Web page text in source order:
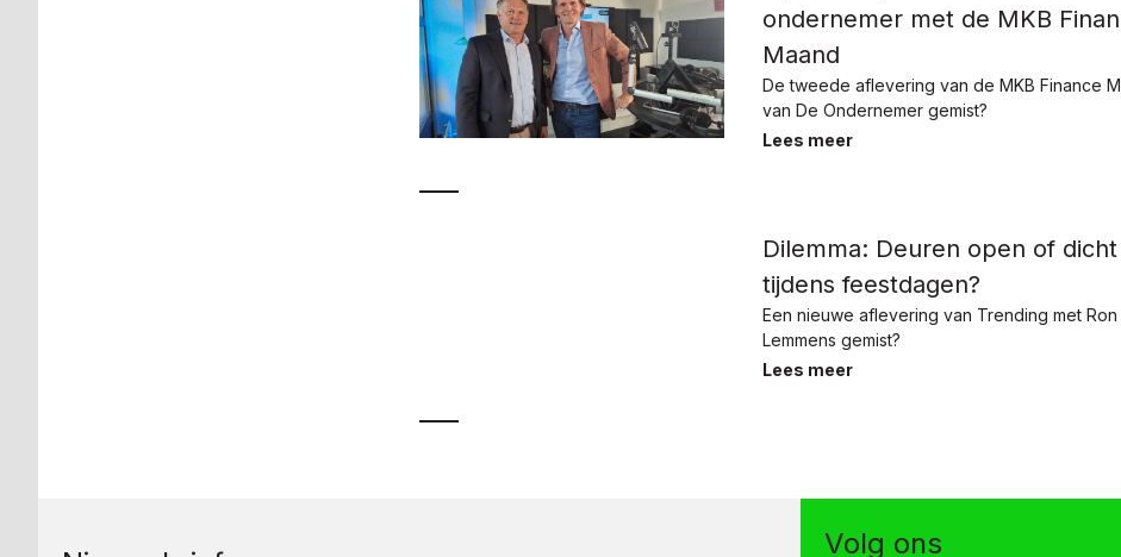
ondernemer met de MKB
Maand
De tweede aflevering van de MKB Finance
van De Ondernemer gemist?
Lees meer
Dilemma: Deuren open of dicht
tijdens feestdagen?
Een nieuwe aflevering van Trending met Ron
Lemmens gemist?
Lees meer
Volg ons